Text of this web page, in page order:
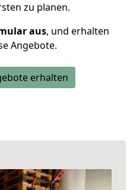
zu planen.
aus, und erhalten
Angebote.
erhalten